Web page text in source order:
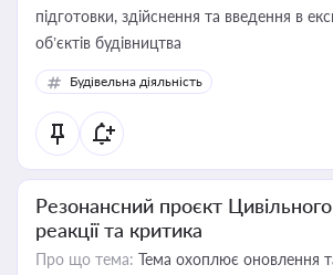
підготовки, здійснення та введення в
об’єктів будівництва
Будівельна діяльність
Резонансний проєкт
реакції та критика
Про що тема: Тема охоплює оновлення